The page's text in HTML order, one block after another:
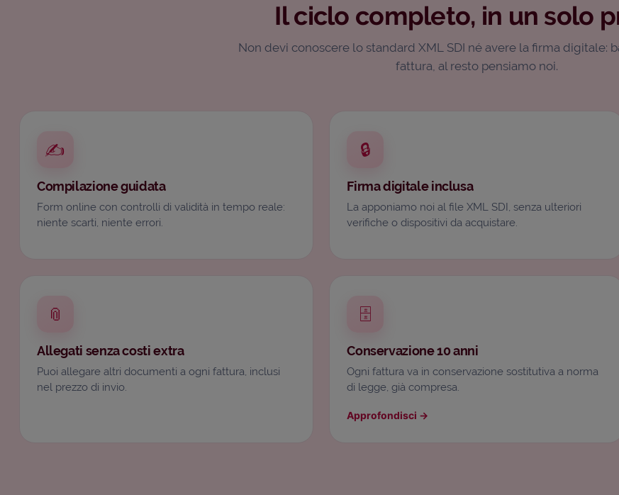
Il ciclo completo, in un solo
Non devi conoscere lo standard XML SDI né avere la firma digitale:
fattura, al resto pensiamo noi.
✍️
Compilazione guidata
Form online con controlli di validità in tempo reale:
niente scarti, niente errori.
🔒
Firma digitale inclusa
La apponiamo noi al file XML SDI, senza ulteriori
verifiche o dispositivi da acquistare.
📎
Allegati senza costi extra
Puoi allegare altri documenti a ogni fattura, inclusi
nel prezzo di invio.
🗄️
Conservazione 10 anni
Ogni fattura va in conservazione sostitutiva a norma
di legge, già compresa.
Approfondisci →